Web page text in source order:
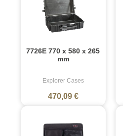
7726E 770 x 580 x 265
mm
Explorer Cases
470,09 €